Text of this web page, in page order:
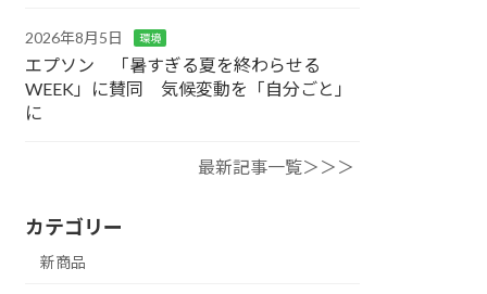
2026年8月5日 環境
エプソン 「暑すぎる夏を終わらせる
WEEK」に賛同 気候変動を「自分ごと」
に
最新記事一覧＞＞＞
カテゴリー
新商品